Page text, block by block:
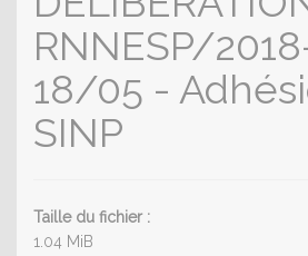
RNNESP/
18/05 -
SINP
Taille du fichier :
1.04 MiB